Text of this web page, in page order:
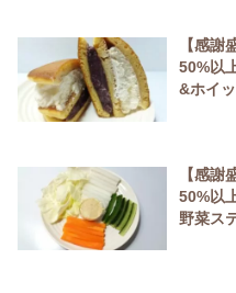
【感
50%以
&ホイ
【感
50%以
野菜ス